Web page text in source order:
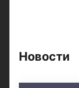
Новости